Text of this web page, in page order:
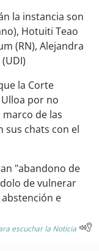
la instancia son
Hotuiti Teao
(RN), Alejandra
la Corte
por no
de las
sus chats con el
"abandono de
de vulnerar
e
escuchar la Noticia